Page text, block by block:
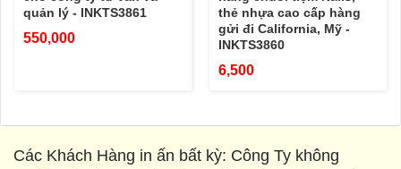
quản lý - INKTS3861
550,000
thẻ nhựa cao cấp hàng
gửi đi California, Mỹ -
INKTS3860
6,500
Các Khách Hàng in ấn bất kỳ: Công Ty không